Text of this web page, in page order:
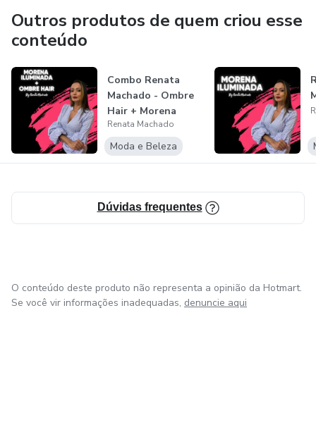
Outros produtos de quem criou esse
conteúdo
Combo Renata
Machado - Ombre
Hair + Morena
Iluminada
Renata Machado
Moda e Beleza
Dúvidas frequentes
O conteúdo deste produto não representa a opinião da Hotmart.
Se você vir informações inadequadas, denuncie aqui